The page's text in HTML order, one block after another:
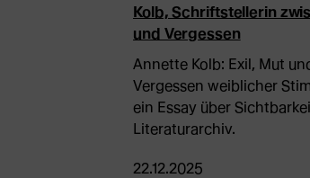
Kolb, Schriftstellerin
und Vergessen
Annette Kolb: Exil, Mut
Vergessen weiblicher
ein Essay über
Literaturarchiv.
22.12.2025